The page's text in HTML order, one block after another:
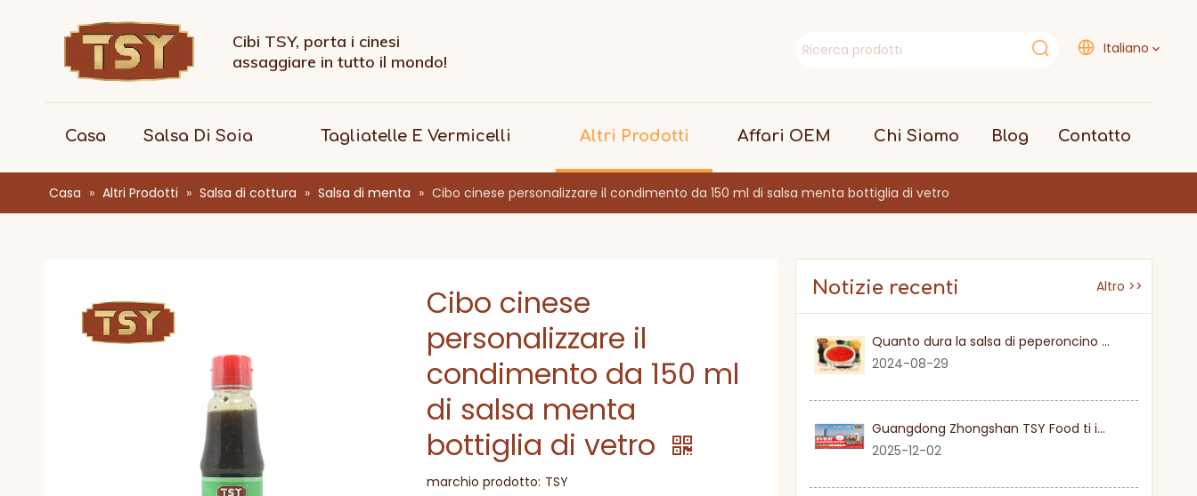
Cibi TSY, porta i cinesi
assaggiare in tutto il mondo!
Italiano
Casa Salsa Di Soia Tagliatelle E Vermicelli Altri Prodotti Affari OEM Chi Siamo Blog Contatto
Casa » Altri Prodotti » Salsa di cottura » Salsa di menta » Cibo cinese personalizzare il condimento da 150 ml di salsa menta bottiglia di vetro
Cibo cinese
personalizzare il
condimento da 150 ml
di salsa menta
bottiglia di vetro
marchio prodotto: TSY
Notizie recenti Altro >>
Quanto dura la salsa di peperoncino dolce una volta
2024-08-29
Guangdong Zhongshan TSY Food ti invita sinceramente a visitare la fiera Gulfood di Dubai 2026
2025-12-02